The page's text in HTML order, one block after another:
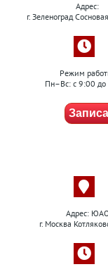
Адрес:
г. Зеленоград
Режим
Пн–Вс: с 9:00
Адрес:
г. Москва